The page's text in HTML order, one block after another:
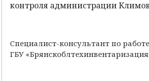
контроля администрации
Специалист-консультант по
ГБУ